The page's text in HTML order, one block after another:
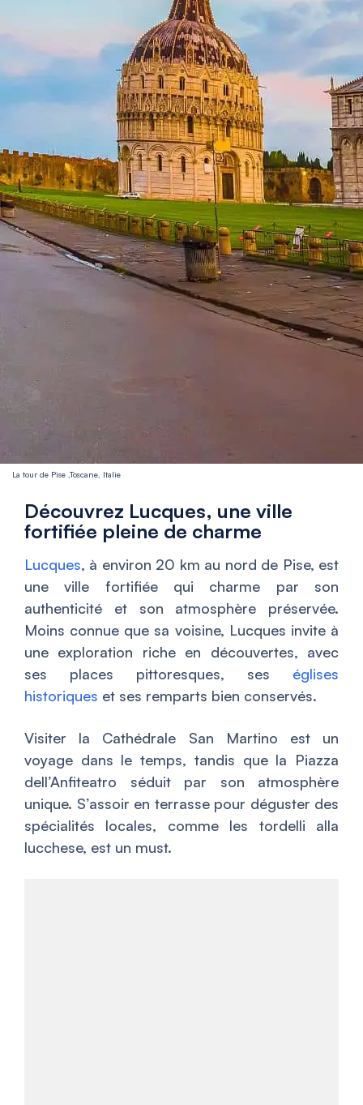
La tour de Pise ,Toscane, Italie
Découvrez Lucques, une ville
fortifiée pleine de charme
Lucques, à environ 20 km au nord de Pise, est
une ville fortifiée qui charme par son
authenticité et son atmosphère préservée.
Moins connue que sa voisine, Lucques invite à
une exploration riche en découvertes, avec
ses places pittoresques, ses églises
historiques et ses remparts bien conservés.
Visiter la Cathédrale San Martino est un
voyage dans le temps, tandis que la Piazza
dell’Anfiteatro séduit par son atmosphère
unique. S’assoir en terrasse pour déguster des
spécialités locales, comme les tordelli alla
lucchese, est un must.